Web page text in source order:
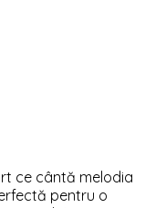
ce cântă melodia
pentru o